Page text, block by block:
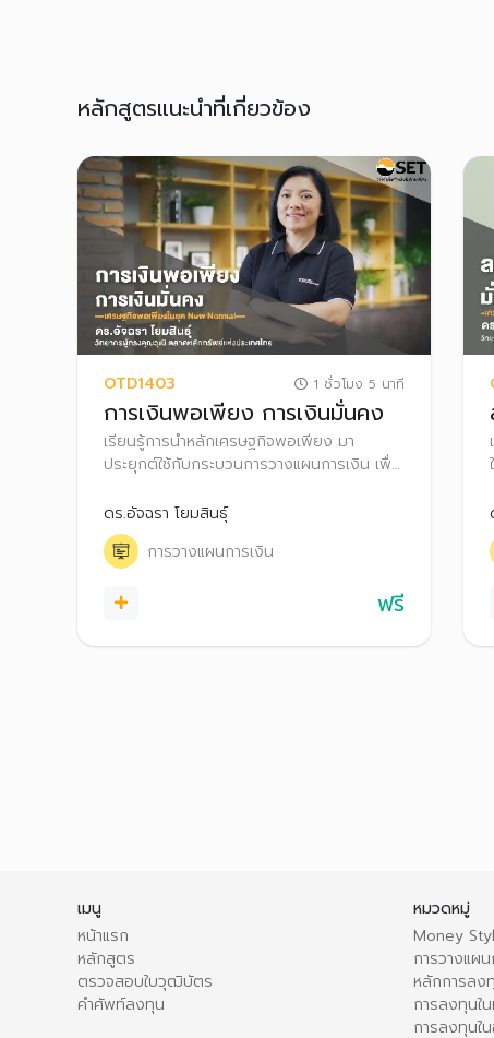
หลักสูตรแนะนำที่เกี่ยวข้อง
OTD1403 1 ชั่วโมง 5 นาที
การเงินพอเพียง การเงินมั่นคง
เรียนรู้การนำหลักเศรษฐกิจพอเพียง มา
ประยุกต์ใช้กับกระบวนการวางแผนการเงิน เพื่อ
ชีวิต
ดร.อัจฉรา โยมสินธุ์
การวางแผนการเงิน
ฟรี
เมนู
หน้าแรก
หลักสูตร
ตรวจสอบใบวุฒิบัตร
คำศัพท์ลงทุน
หมวดหมู่
Money
การวางแผน
หลักการลง
การลงทุนใ
การลงทุนใ